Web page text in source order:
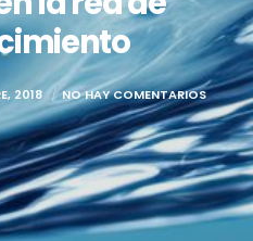
2018 NO HAY COMENTARIOS